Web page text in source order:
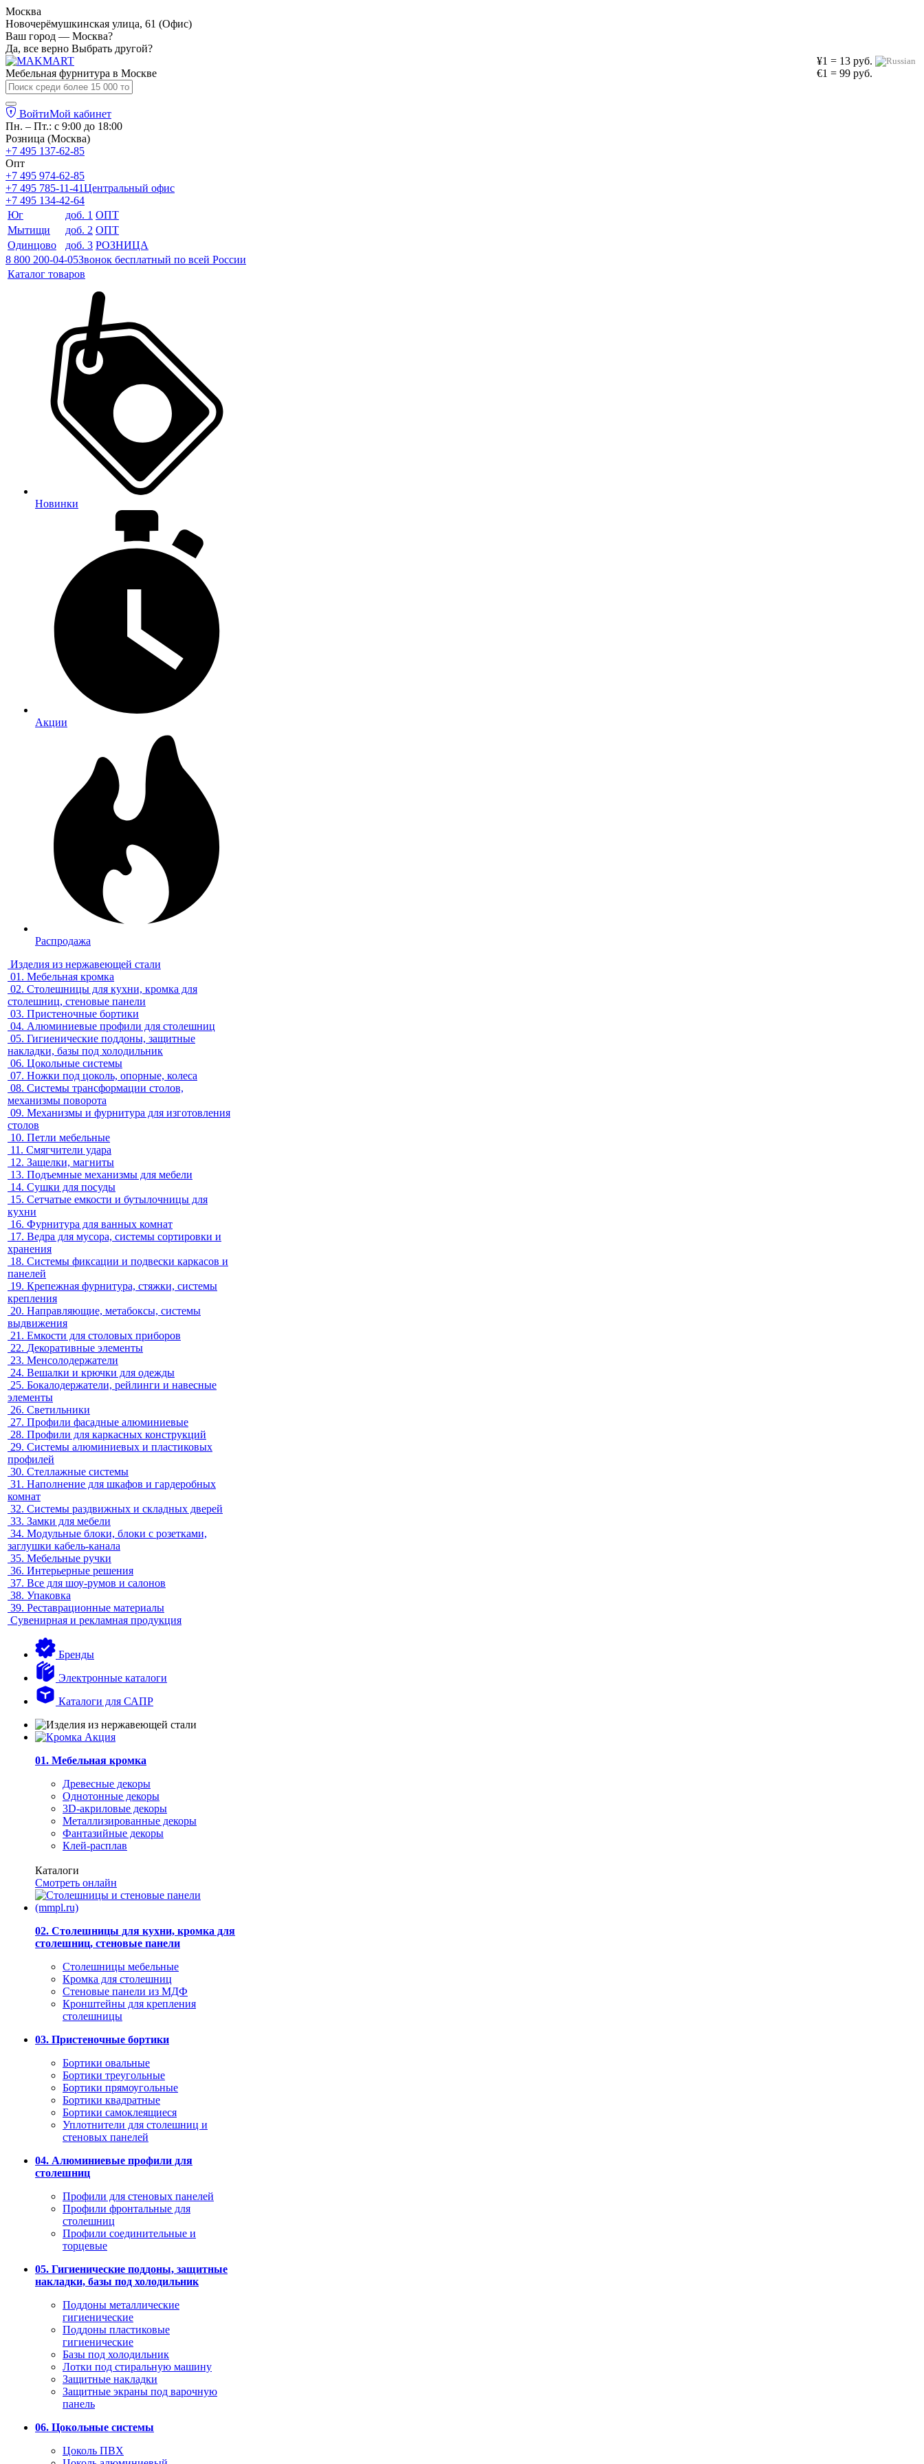
Москва
Новочерёмушкинская улица, 61 (Офис)
Ваш город — Москва?
Да, все верно Выбрать другой?
¥1 = 13 руб.
€1 = 99 руб.
Мебельная фурнитура в Москве
ВойтиМой кабинет
Пн. – Пт.: с 9:00 до 18:00
Розница (Москва)
+7 495 137-62-85
Опт
+7 495 974-62-85
+7 495 785-11-41Центральный офис
+7 495 134-42-64
Юг
доб. 1 ОПТ
Мытищи
доб. 2 ОПТ
Одинцово
доб. 3 РОЗНИЦА
8 800 200-04-05Звонок бесплатный по всей России
Каталог товаров
Новинки
Акции
Распродажа
Изделия из нержавеющей стали
01. Мебельная кромка
02. Столешницы для кухни, кромка для
столешниц, стеновые панели
03. Пристеночные бортики
04. Алюминиевые профили для столешниц
05. Гигиенические поддоны, защитные
накладки, базы под холодильник
06. Цокольные системы
07. Ножки под цоколь, опорные, колеса
08. Системы трансформации столов,
механизмы поворота
09. Механизмы и фурнитура для изготовления
столов
10. Петли мебельные
11. Смягчители удара
12. Защелки, магниты
13. Подъемные механизмы для мебели
14. Сушки для посуды
15. Сетчатые емкости и бутылочницы для
кухни
16. Фурнитура для ванных комнат
17. Ведра для мусора, системы сортировки и
хранения
18. Системы фиксации и подвески каркасов и
панелей
19. Крепежная фурнитура, стяжки, системы
крепления
20. Направляющие, метабоксы, системы
выдвижения
21. Емкости для столовых приборов
22. Декоративные элементы
23. Менсолодержатели
24. Вешалки и крючки для одежды
25. Бокалодержатели, рейлинги и навесные
элементы
26. Светильники
27. Профили фасадные алюминиевые
28. Профили для каркасных конструкций
29. Системы алюминиевых и пластиковых
профилей
30. Стеллажные системы
31. Наполнение для шкафов и гардеробных
комнат
32. Системы раздвижных и складных дверей
33. Замки для мебели
34. Модульные блоки, блоки с розетками,
заглушки кабель-канала
35. Мебельные ручки
36. Интерьерные решения
37. Все для шоу-румов и салонов
38. Упаковка
39. Реставрационные материалы
Сувенирная и рекламная продукция
Бренды
Электронные каталоги
Каталоги для САПР
01. Мебельная кромка
Древесные декоры
Однотонные декоры
3D-акриловые декоры
Металлизированные декоры
Фантазийные декоры
Клей-расплав
Каталоги
Смотреть онлайн
02. Столешницы для кухни, кромка для
столешниц, стеновые панели
Столешницы мебельные
Кромка для столешниц
Стеновые панели из МДФ
Кронштейны для крепления
столешницы
03. Пристеночные бортики
Бортики овальные
Бортики треугольные
Бортики прямоугольные
Бортики квадратные
Бортики самоклеящиеся
Уплотнители для столешниц и
стеновых панелей
04. Алюминиевые профили для
столешниц
Профили для стеновых панелей
Профили фронтальные для
столешниц
Профили соединительные и
торцевые
05. Гигиенические поддоны, защитные
накладки, базы под холодильник
Поддоны металлические
гигиенические
Поддоны пластиковые
гигиенические
Базы под холодильник
Лотки под стиральную машину
Защитные накладки
Защитные экраны под варочную
панель
06. Цокольные системы
Цоколь ПВХ